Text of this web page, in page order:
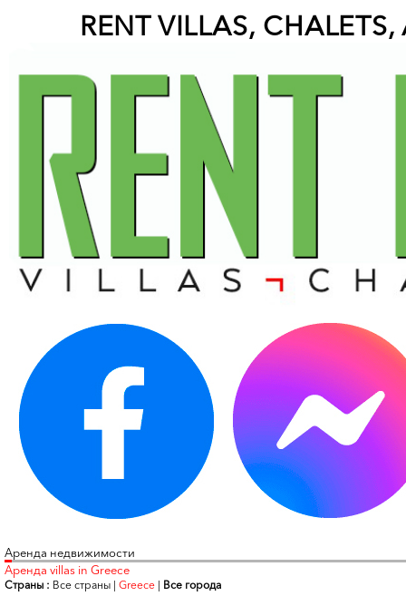
RENT VILLAS,
Аренда недвижимости
Аренда villas in Greece
Страны : Все страны | Greece | Все города